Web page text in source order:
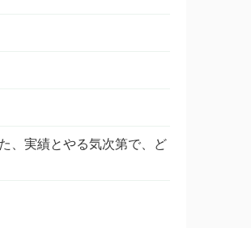
、実績とやる気次第で、ど